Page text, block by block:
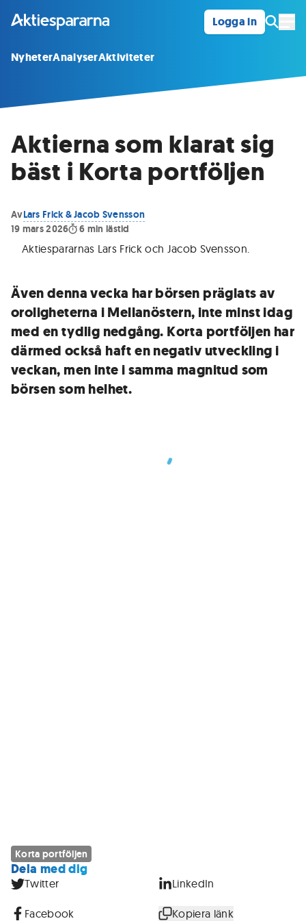
Logga in
NyheterAnalyserAktiviteter
Aktierna som klarat sig
bäst i Korta portföljen
AvLars Frick & Jacob Svensson
19 mars 2026
6 min lästid
Aktiespararnas Lars Frick och Jacob Svensson.
Även denna vecka har börsen präglats av
oroligheterna i Mellanöstern, inte minst idag
med en tydlig nedgång. Korta portföljen har
därmed också haft en negativ utveckling i
veckan, men inte i samma magnitud som
börsen som helhet.
Korta portföljen
Dela med dig
Twitter LinkedIn
Facebook Kopiera länk